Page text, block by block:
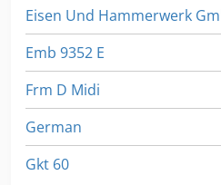
достаточная электроснабжение,
соответствующая несущая
Eisen Und Hammerwerk
Emb 9352 E
Frm D Midi
German
Gkt 60